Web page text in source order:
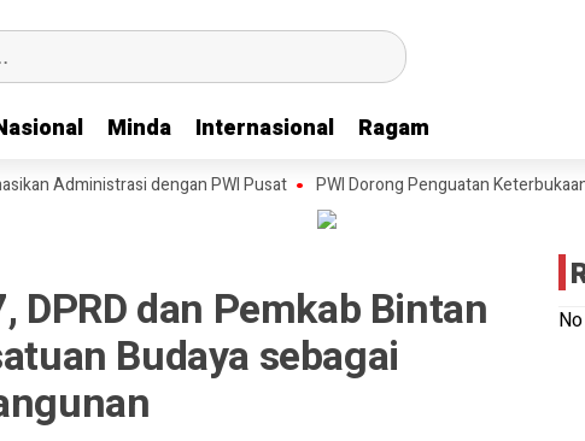
Minda Internasional Ragam
Minda Internasional Ragam
dengan PWI Pusat PWI Dorong Penguatan Keterbukaan
DPRD dan Pemkab Bintan
Budaya sebagai